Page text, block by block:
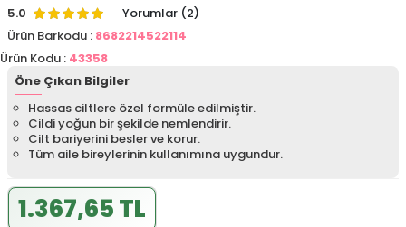
5.0
Yorumlar (2)
Ürün Barkodu : 8682214522114
Ürün Kodu : 43358
Öne Çıkan Bilgiler
Hassas ciltlere özel formüle edilmiştir.
Cildi yoğun bir şekilde nemlendirir.
Cilt bariyerini besler ve korur.
Tüm aile bireylerinin kullanımına uygundur.
1.367,65 TL